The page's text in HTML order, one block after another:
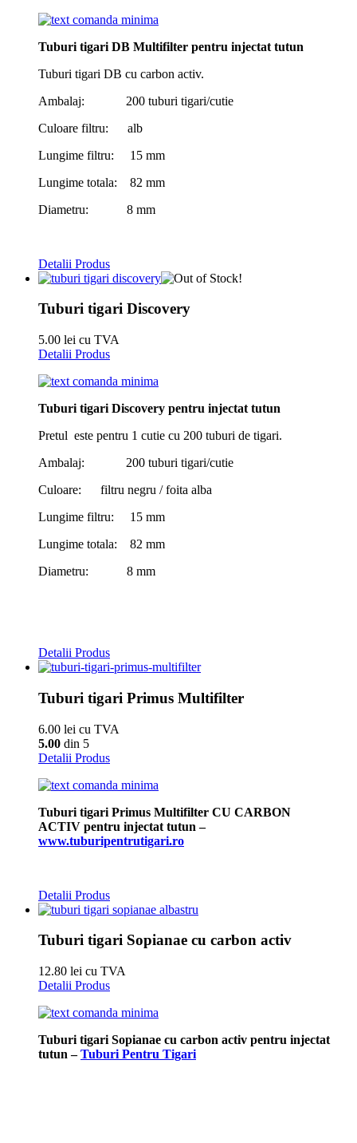
Tuburi tigari DB Multifilter pentru injectat tutun
Tuburi tigari DB cu carbon activ.
Ambalaj: 200 tuburi tigari/cutie
Culoare filtru: alb
Lungime filtru: 15 mm
Lungime totala: 82 mm
Diametru: 8 mm
Detalii Produs
Tuburi tigari Discovery
5.00 lei cu TVA
Detalii Produs
Tuburi tigari Discovery pentru injectat tutun
Pretul este pentru 1 cutie cu 200 tuburi de tigari.
Ambalaj: 200 tuburi tigari/cutie
Culoare: filtru negru / foita alba
Lungime filtru: 15 mm
Lungime totala: 82 mm
Diametru: 8 mm
Detalii Produs
Tuburi tigari Primus Multifilter
6.00 lei cu TVA
5.00 din 5
Detalii Produs
Tuburi tigari Primus Multifilter CU CARBON
ACTIV pentru injectat tutun –
www.tuburipentrutigari.ro
Detalii Produs
Tuburi tigari Sopianae cu carbon activ
12.80 lei cu TVA
Detalii Produs
Tuburi tigari Sopianae cu carbon activ pentru injectat
tutun –Tuburi Pentru Tigari